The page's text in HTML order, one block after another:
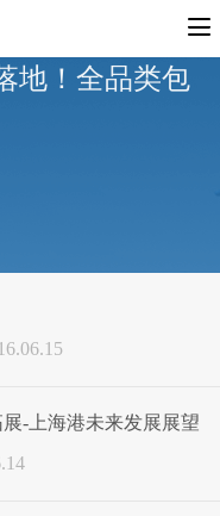
地！全品类包
-上海港未来发展展望